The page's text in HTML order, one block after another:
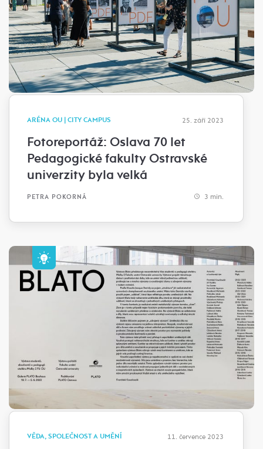
ARÉNA OU | CITY CAMPUS 25. září 2023
Fotoreportáž: Oslava 70 let
Pedagogické fakulty Ostravské
univerzity byla velká
PETRA POKORNÁ 3 min.
VĚDA, SPOLEČNOST A UMĚNÍ 11. července 2023